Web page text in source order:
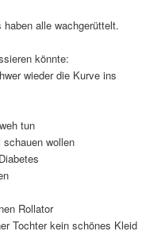
alle wachgerüttelt.
könnte:
wieder die Kurve ins
tun
wollen
Rollator
Tochter kein schönes Kleid